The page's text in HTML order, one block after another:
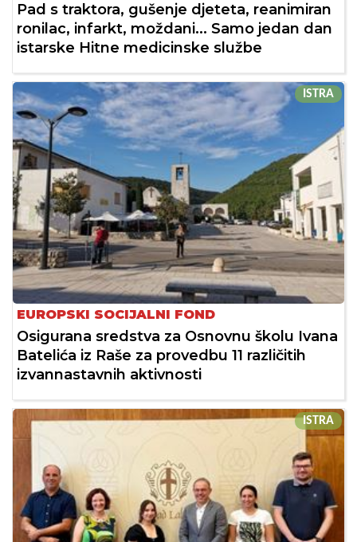
Pad s traktora, gušenje djeteta, reanimiran
ronilac, infarkt, moždani... Samo jedan dan
istarske Hitne medicinske službe
ISTRA
EUROPSKI SOCIJALNI FOND
Osigurana sredstva za Osnovnu školu Ivana
Batelića iz Raše za provedbu 11 različitih
izvannastavnih aktivnosti
ISTRA